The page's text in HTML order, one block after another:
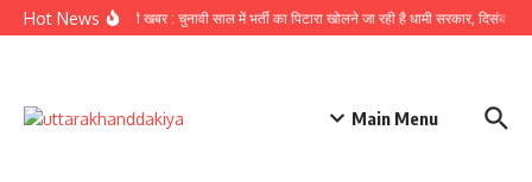
Skip to content
Hot News
उत्तराखंड से बड़ी खबर : चुनावी साल में भर्ती का पिटारा खोलने जा रही है धामी सरकार, दिसंबर से
Main Menu